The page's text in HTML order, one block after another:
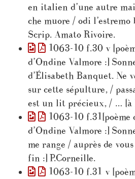
en italien d’une autre
che muore / odi
Scrip. Amato Rivoire.
1063-10 f.30 v
d’Ondine Valmore :]
d’Élisabeth Banquet. Ne
sur cette sépulture, /
est un lit précieux, / … [à
1063-10 f.31[poème
d’Ondine Valmore :]
me range / auprès de
fin :] P.Corneille.
1063-10 f.31 v